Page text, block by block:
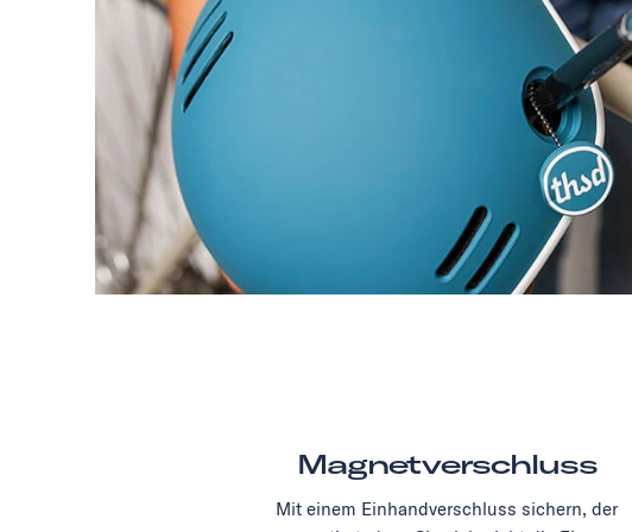
Magnetverschluss
Mit einem Einhandverschluss sichern, der